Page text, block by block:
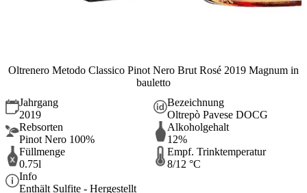
Oltrenero Metodo Classico Pinot Nero Brut Rosé 2019 Magnum in
bauletto
Jahrgang
2019
Bezeichnung
Oltrepò Pavese DOCG
Rebsorten
Pinot Nero 100%
Alkoholgehalt
12%
Füllmenge
0.75l
Empf. Trinktemperatur
8/12 °C
Info
Enthält Sulfite - Hergestellt